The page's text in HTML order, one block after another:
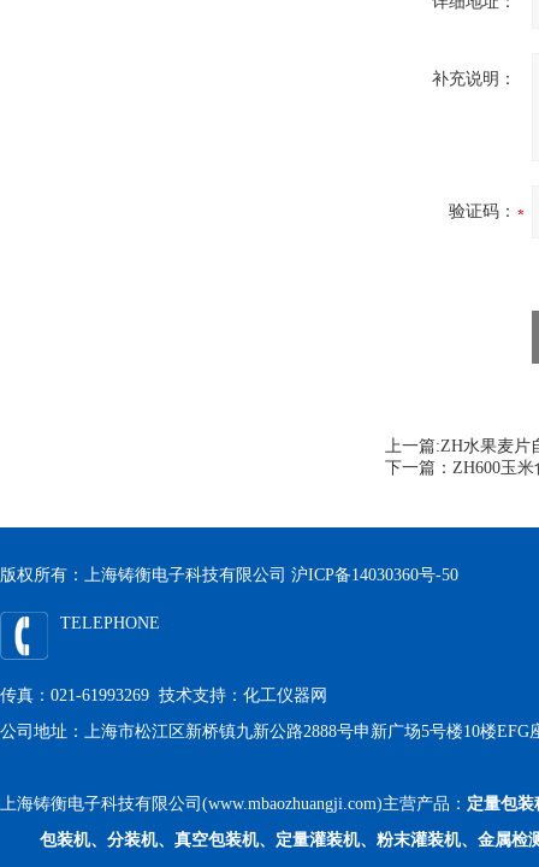
补充说明：
验证码：
上一篇:ZH水果麦片
下一篇： ZH600玉
版权所有：上海铸衡电子科技有限公司 沪ICP备14030360号-50
TELEPHONE
传真：021-61993269 技术支持： 化工仪器网
公司地址：上海市松江区新桥镇九新公路2888号申新广场5号楼10楼EFG
上海铸衡电子科技有限公司(www.mbaozhuangji.com)主营产品： 定量包装
包装机、分装机、真空包装机、定量灌装机、粉末灌装机、金属检